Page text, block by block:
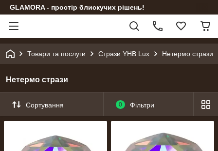
GLAMORA - простір блискучих рішень!
Товари та послуги Стрази YHB Lux Нетермо стрази
Нетермо стрази
Сортування 0 Фільтри